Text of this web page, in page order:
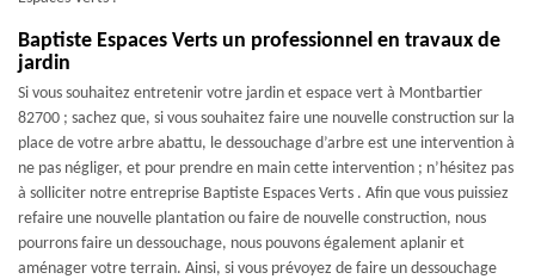
Baptiste Espaces Verts un professionnel en travaux de
jardin
Si vous souhaitez entretenir votre jardin et espace vert à Montbartier
82700 ; sachez que, si vous souhaitez faire une nouvelle construction sur la
place de votre arbre abattu, le dessouchage d’arbre est une intervention à
ne pas négliger, et pour prendre en main cette intervention ; n’hésitez pas
à solliciter notre entreprise Baptiste Espaces Verts . Afin que vous puissiez
refaire une nouvelle plantation ou faire de nouvelle construction, nous
pourrons faire un dessouchage, nous pouvons également aplanir et
aménager votre terrain. Ainsi, si vous prévoyez de faire un dessouchage